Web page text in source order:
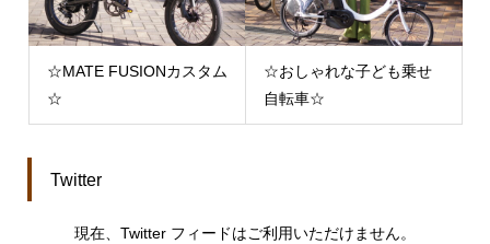
☆MATE FUSIONカスタム
☆
☆おしゃれな子ども乗せ
自転車☆
Twitter
現在、Twitter フィードはご利用いただけません。